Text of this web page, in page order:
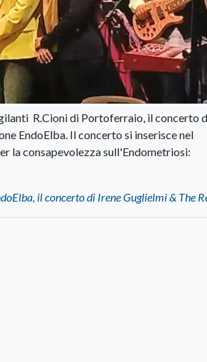
R.Cioni di Portoferraio, il concerto
EndoElba. Il concerto si inserisce nel
la consapevolezza sull'Endometriosi:
il concerto di Irene Guglielmi & The